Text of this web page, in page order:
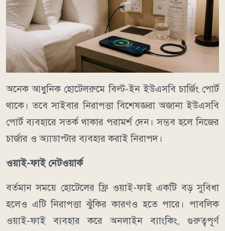
অনেক আধুনিক হোটেলরুমে বিল্ট-ইন ইউএসবি চার্জিং পোর্ট
থাকে। তবে সাইবার নিরাপত্তা বিশেষজ্ঞরা অজানা ইউএসবি
পোর্ট ব্যবহারে সতর্ক থাকার পরামর্শ দেন। সম্ভব হলে নিজের
চার্জার ও অ্যাডাপ্টার ব্যবহার করাই নিরাপদ।
ওয়াই-ফাই নেটওয়ার্ক
বর্তমান সময়ে হোটেলের ফ্রি ওয়াই-ফাই একটি বড় সুবিধা
হলেও এটি নিরাপত্তা ঝুঁকির কারণও হতে পারে। পাবলিক
ওয়াই-ফাই ব্যবহার করে অনলাইন ব্যাংকিং, গুরুত্বপূর্ণ